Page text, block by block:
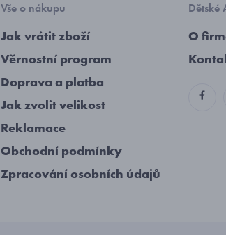
Vše o nákupu
Jak vrátit zboží
Věrnostní program
Doprava a platba
Jak zvolit velikost
Reklamace
Obchodní podmínky
Zpracování osobních údajů
Dětské
O